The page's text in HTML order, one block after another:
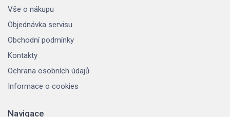
Vše o nákupu
Objednávka servisu
Obchodní podmínky
Kontakty
Ochrana osobních údajů
Informace o cookies
Navigace